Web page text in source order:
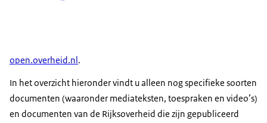
open.overheid.nl.
In het overzicht hieronder vindt u alleen nog specifieke soorten
documenten (waaronder mediateksten, toespraken en video’s)
en documenten van de Rijksoverheid die zijn gepubliceerd